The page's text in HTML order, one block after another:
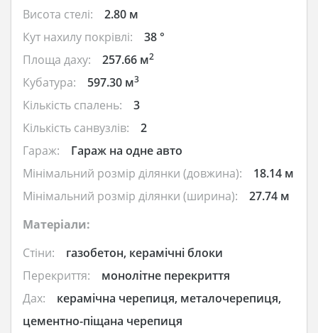
Висота стелі:
2.80 м
Кут нахилу покрівлі:
38 °
Площа даху:
257.66 м2
Кубатура: 597.30 м3
Кількість спалень:
3
Кількість санвузлів:
2
Гараж:
Гараж на одне авто
Мінімальний розмір ділянки (довжина):
18.14 м
Мінімальний розмір ділянки (ширина):
27.74 м
Матеріали:
Стіни:
газобетон, керамічні блоки
Перекриття:
монолітне перекриття
Дах:
керамічна черепиця, металочерепиця,
цементно-піщана черепиця